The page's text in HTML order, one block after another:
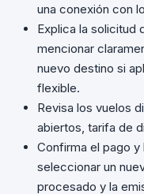
una conexión con
Explica la solicitud
mencionar
nuevo destino si
flexible.
Revisa los vuelos
abiertos, tarifa de
Confirma el pago
seleccionar un
procesado y la